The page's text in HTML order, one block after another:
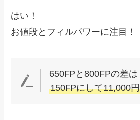
はい！
お値段とフィルパワーに注目！
650FPと800FPの差は
150FPにして11,000円